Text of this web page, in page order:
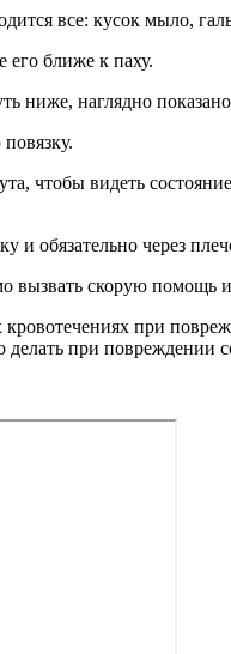
все: кусок мыло,
его ближе к паху.
наглядно
чтобы видеть
и обязательно через
скорую помощь
при
делать при повреждении